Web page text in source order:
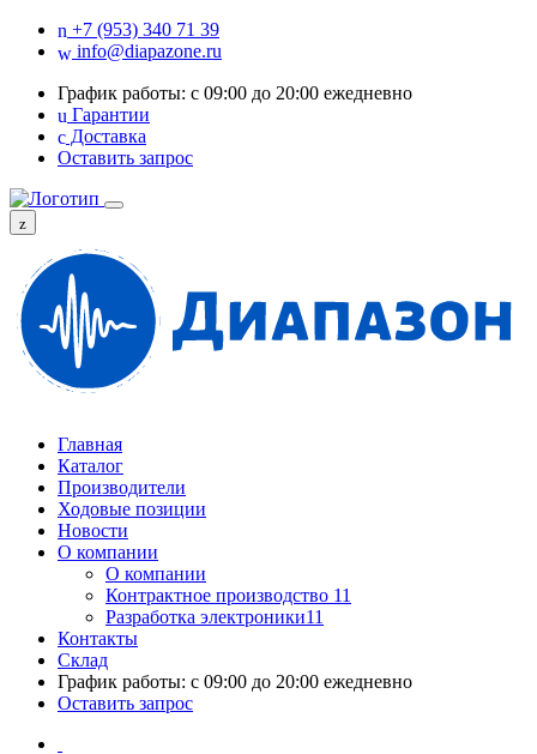
+7 (953) 340 71 39
info@diapazone.ru
График работы: с 09:00 до 20:00 ежедневно
Гарантии
Доставка
Оставить запрос
Главная
Каталог
Производители
Ходовые позиции
Новости
О компании
О компании
Контрактное производство 11
Разработка электроники11
Контакты
Склад
График работы: с 09:00 до 20:00 ежедневно
Оставить запрос